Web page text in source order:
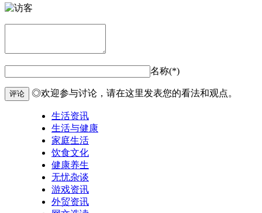
名称(*)
评论 ◎欢迎参与讨论，请在这里发表您的看法和观点。
生活资讯
生活与健康
家庭生活
饮食文化
健康养生
无忧杂谈
游戏资讯
外贸资讯